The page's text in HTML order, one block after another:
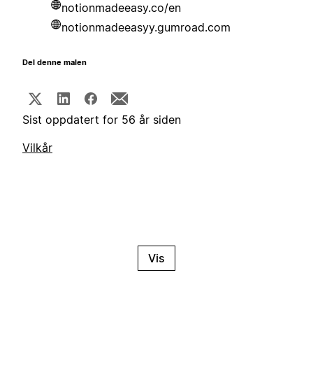
notionmadeeasy.co/en
notionmadeeasyy.gumroad.com
Del denne malen
Sist oppdatert for 56 år siden
Vilkår
Vis